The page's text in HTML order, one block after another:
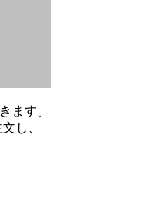
ます。
し、